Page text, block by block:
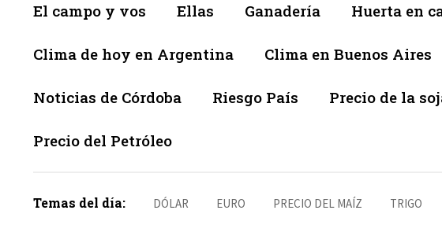
El campo y vos Ellas Ganadería Huerta en
Clima de hoy en Argentina Clima en Buenos Aires
Noticias de Córdoba Riesgo País Precio de la
Precio del Petróleo
Temas del día: DÓLAR EURO PRECIO DEL MAÍZ TRIGO